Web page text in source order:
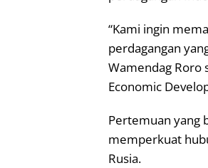
“Kami ingin
perdagangan
Wamendag Roro
Economic
Pertemuan yang
memperkuat
Rusia.